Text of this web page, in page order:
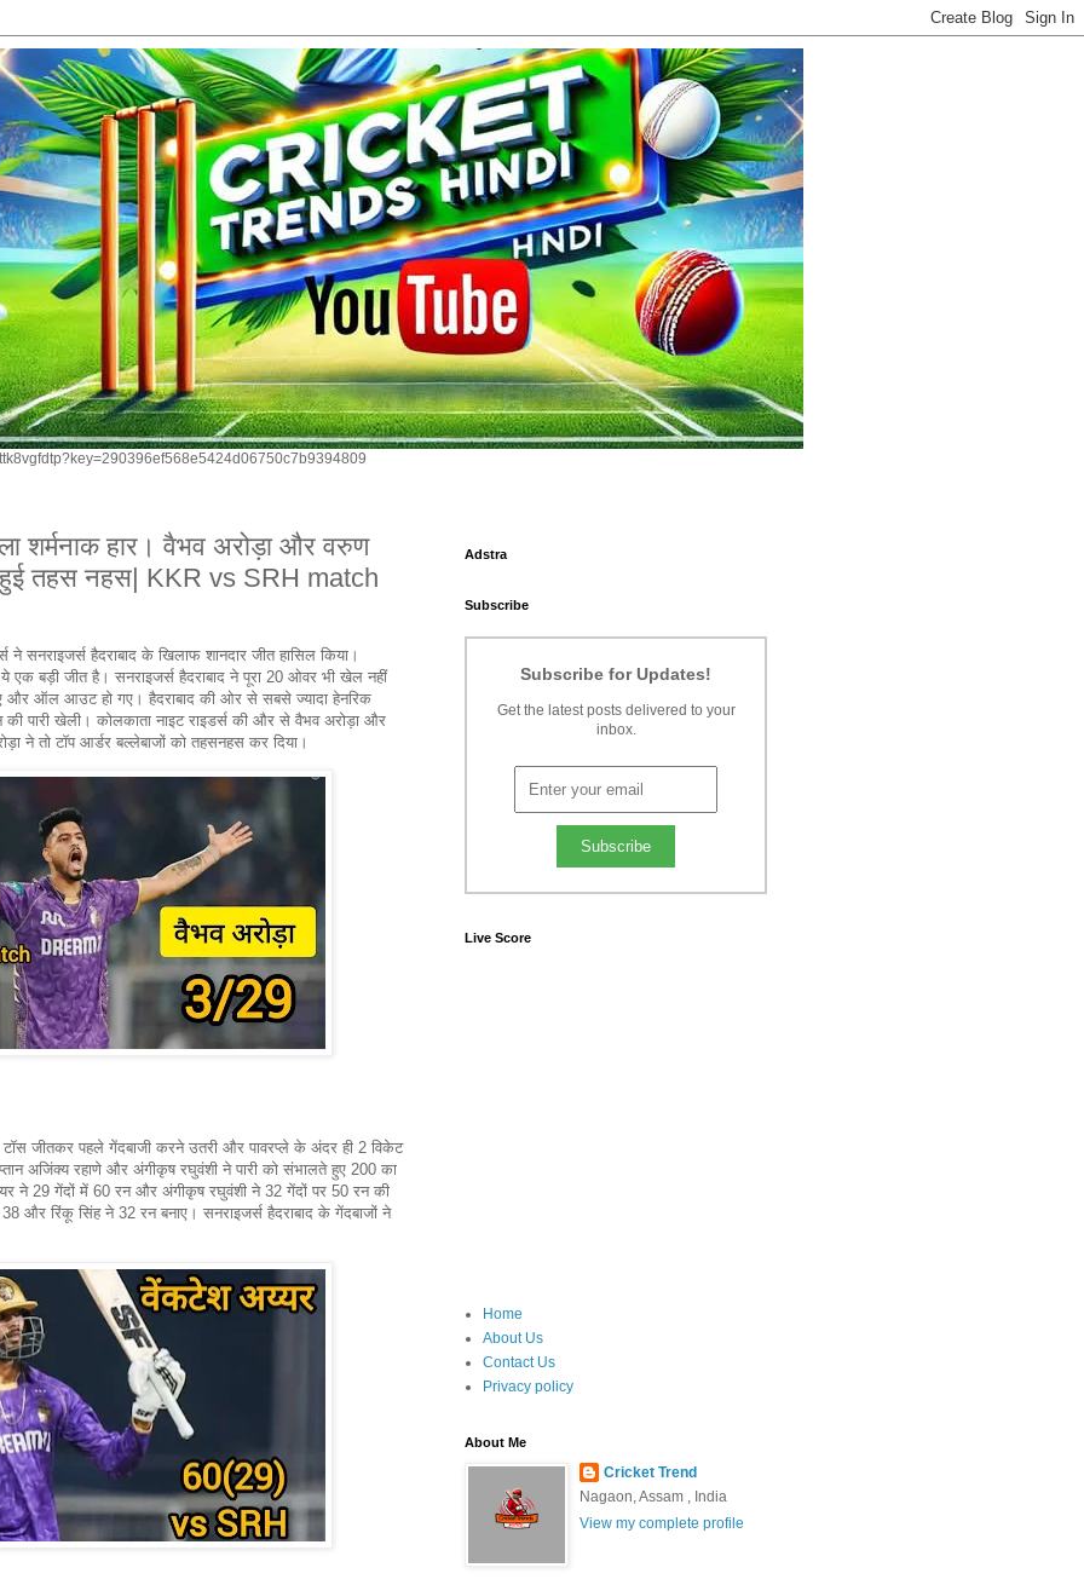
शर्मनाक हार। वैभव अरोड़ा और वरुण
हुई तहस नहस| KKR vs SRH match
सनराइजर्स हैदराबाद के खिलाफ शानदार जीत हासिल किया।
एक बड़ी जीत है। सनराइजर्स हैदराबाद ने पूरा 20 ओवर भी खेल नहीं
और ऑल आउट हो गए। हैदराबाद की ओर से सबसे ज्यादा हेनरिक
पारी खेली। कोलकाता नाइट राइडर्स की और से वैभव अरोड़ा और
ने तो टॉप आर्डर बल्लेबाजों को तहसनहस कर दिया।
टॉस जीतकर पहले गेंदबाजी करने उतरी और पावरप्ले के अंदर ही 2 विकेट
अजिंक्य रहाणे और अंगीकृष रघुवंशी ने पारी को संभालते हुए 200 का
ने 29 गेंदों में 60 रन और अंगीकृष रघुवंशी ने 32 गेंदों पर 50 रन की
और रिंकू सिंह ने 32 रन बनाए। सनराइजर्स हैदराबाद के गेंदबाजों ने
Adstra
Subscribe
Subscribe for Updates!
Get the latest posts delivered to your
inbox.
Live Score
Home
About Us
Contact Us
Privacy policy
About Me
Cricket Trend
Nagaon, Assam , India
View my complete profile